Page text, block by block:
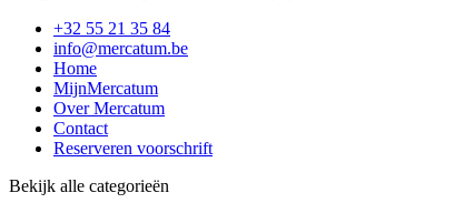
+32 55 21 35 84
info@mercatum.be
Home
MijnMercatum
Over Mercatum
Contact
Reserveren voorschrift
Bekijk alle categorieën